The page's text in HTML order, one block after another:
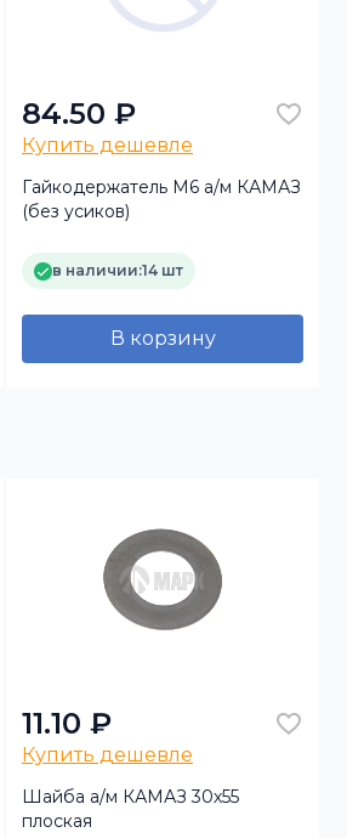
84.50 ₽
Купить дешевле
Гайкодержатель М6 а/м КАМАЗ
(без усиков)
в наличии:14 шт
В корзину
11.10 ₽
Купить дешевле
Шайба а/м КАМАЗ 30х55
плоская